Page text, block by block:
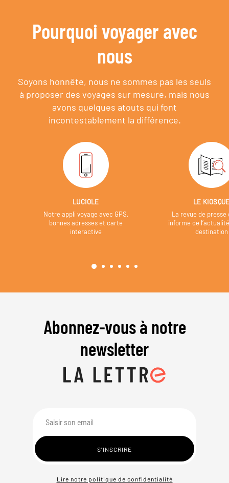
Pourquoi voyager avec
nous
Soyons honnête, nous ne sommes pas les seuls
à proposer des voyages sur mesure, mais nous
avons quelques atouts qui font
incontestablement la différence.
LUCIOLE
Notre appli voyage avec GPS,
bonnes adresses et carte
interactive
LE
La revue de presse
informe de
destination
Abonnez-vous à notre
newsletter
Lire notre politique de confidentialité